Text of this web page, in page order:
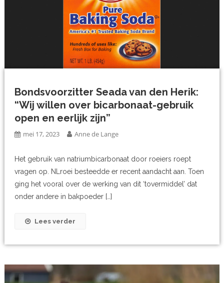
Bondsvoorzitter Seada van den Herik:
“Wij willen over bicarbonaat-gebruik
open en eerlijk zijn”
mei 17, 2023 Anne de Lange
Het gebruik van natriumbicarbonaat door roeiers roept
vragen op. NLroei besteedde er recent aandacht aan. Toen
ging het vooral over de werking van dit ‘tovermiddel’ dat
onder andere in bakpoeder […]
Lees verder